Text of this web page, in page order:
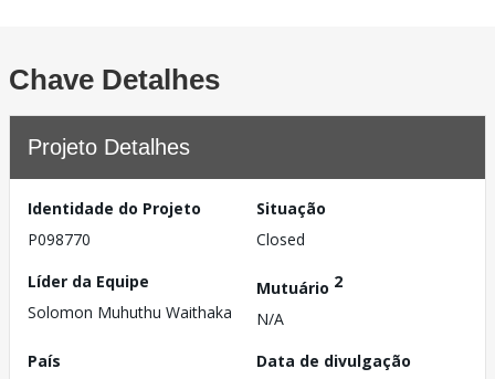
Chave Detalhes
Projeto Detalhes
Identidade do Projeto
P098770
Situação
Closed
Líder da Equipe
Solomon Muhuthu Waithaka
Mutuário 2
N/A
País
Data de divulgação